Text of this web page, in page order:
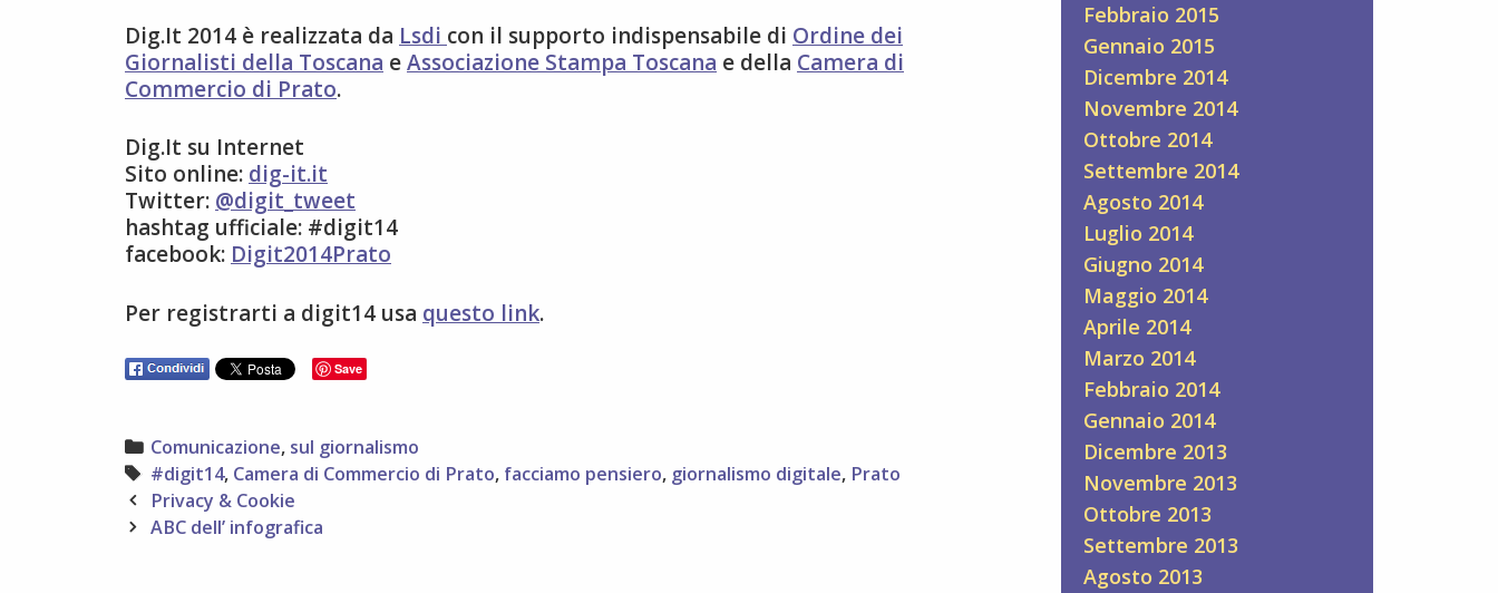
Dig.It 2014 è realizzata da Lsdi con il supporto indispensabile di Ordine dei
Giornalisti della Toscana eAssociazione Stampa Toscana e della Camera di
Commercio di Prato.
Dig.It su Internet
Sito online: dig-it.it
Twitter: @digit_tweet
hashtag ufficiale: #digit14
facebook: Digit2014Prato
Per registrarti a digit14 usa questo link.
Save
Categories
Comunicazione, sul giornalismo
Tags
#digit14, Camera di Commercio di Prato, facciamo pensiero, giornalismo digitale, Prato
Post
navigation
Privacy & Cookie
ABC dell’ infografica
Febbraio 2015
Gennaio 2015
Dicembre 2014
Novembre 2014
Ottobre 2014
Settembre 2014
Agosto 2014
Luglio 2014
Giugno 2014
Maggio 2014
Aprile 2014
Marzo 2014
Febbraio 2014
Gennaio 2014
Dicembre 2013
Novembre 2013
Ottobre 2013
Settembre 2013
Agosto 2013